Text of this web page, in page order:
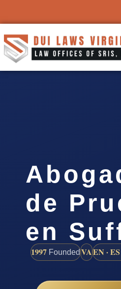
de
en
1997 FoundedVAEN · ES